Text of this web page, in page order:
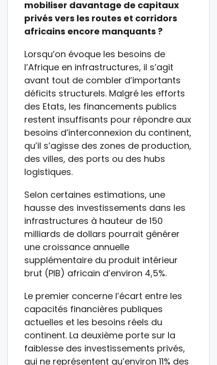
mobiliser davantage de capitaux
privés vers les routes et corridors
africains encore manquants ?
Lorsqu’on évoque les besoins de
l’Afrique en infrastructures, il s’agit
avant tout de combler d’importants
déficits structurels. Malgré les efforts
des Etats, les financements publics
restent insuffisants pour répondre aux
besoins d’interconnexion du continent,
qu’il s’agisse des zones de production,
des villes, des ports ou des hubs
logistiques.
Selon certaines estimations, une
hausse des investissements dans les
infrastructures à hauteur de 150
milliards de dollars pourrait générer
une croissance annuelle
supplémentaire du produit intérieur
brut (PIB) africain d’environ 4,5%.
Le premier concerne l’écart entre les
capacités financières publiques
actuelles et les besoins réels du
continent. La deuxième porte sur la
faiblesse des investissements privés,
qui ne représentent qu’environ 11% des